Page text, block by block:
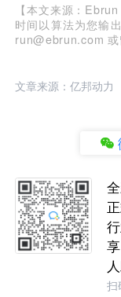
【本文来源：
时间以算法为您输
run@ebrun.com 或
文章来源：亿邦动力
扫